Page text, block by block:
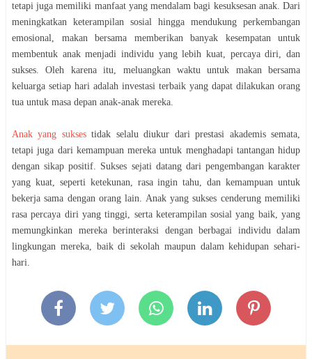
tetapi juga memiliki manfaat yang mendalam bagi kesuksesan anak. Dari
meningkatkan keterampilan sosial hingga mendukung perkembangan
emosional, makan bersama memberikan banyak kesempatan untuk
membentuk anak menjadi individu yang lebih kuat, percaya diri, dan
sukses. Oleh karena itu, meluangkan waktu untuk makan bersama
keluarga setiap hari adalah investasi terbaik yang dapat dilakukan orang
tua untuk masa depan anak-anak mereka.
Anak yang suksestidak selalu diukur dari prestasi akademis semata,
tetapi juga dari kemampuan mereka untuk menghadapi tantangan hidup
dengan sikap positif. Sukses sejati datang dari pengembangan karakter
yang kuat, seperti ketekunan, rasa ingin tahu, dan kemampuan untuk
bekerja sama dengan orang lain. Anak yang sukses cenderung memiliki
rasa percaya diri yang tinggi, serta keterampilan sosial yang baik, yang
memungkinkan mereka berinteraksi dengan berbagai individu dalam
lingkungan mereka, baik di sekolah maupun dalam kehidupan sehari-
hari.